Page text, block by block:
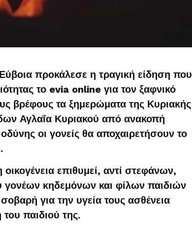
προκάλεσε η τραγική είδηση που
το evia online για τον ξαφνικό
βρέφους τα ξημερώματα της Κυριακής
Αγλαΐα Κυριακού από ανακοπή
οι γονείς θα αποχαιρετήσουν το
επιθυμεί, αντί στεφάνων,
γονέων κηδεμόνων και φίλων παιδιών
για την υγεία τους ασθένεια
παιδιού της.